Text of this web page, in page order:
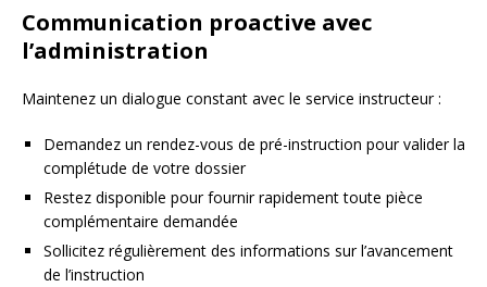
Communication proactive avec
l’administration
Maintenez un dialogue constant avec le service instructeur :
Demandez un rendez-vous de pré-instruction pour valider la
complétude de votre dossier
Restez disponible pour fournir rapidement toute pièce
complémentaire demandée
Sollicitez régulièrement des informations sur l’avancement
de l’instruction